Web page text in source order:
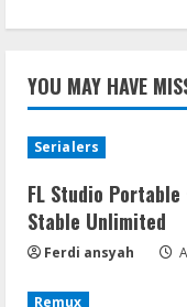
YOU MAY HAVE
Serialers
FL Studio
Stable Unlimited
Ferdi ansyah
Remux